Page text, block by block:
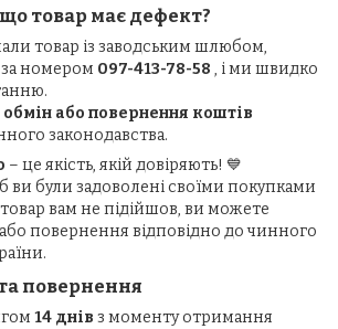
товар має дефект?
товар із заводським шлюбом,
за номером 097-413-78-58 , і ми швидко
обмін або повернення коштів
законодавства.
– це якість, якій довіряють! 💙
були задоволені своїми покупками
вам не підійшов, ви можете
повернення відповідно до чинного
повернення
14 днів з моменту отримання